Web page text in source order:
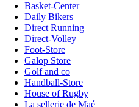
Basket-Center
Daily Bikers
Direct Running
Direct-Volley
Foot-Store
Galop Store
Golf and co
Handball-Store
House of Rugby
La sellerie de Maé